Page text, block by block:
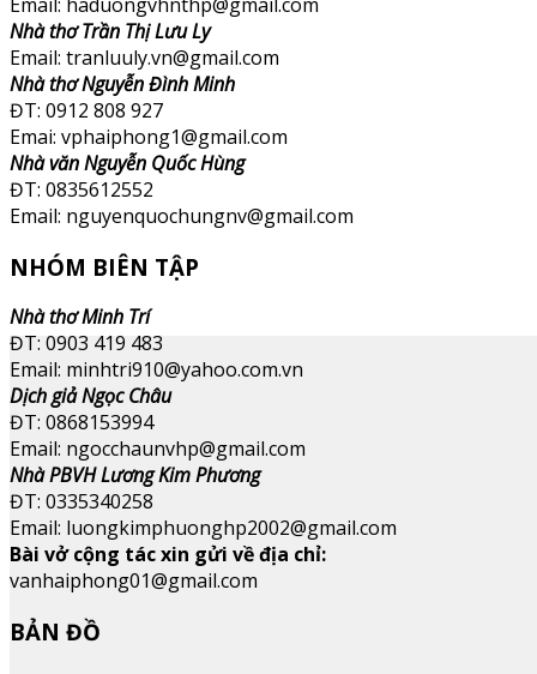
Nhà thơ Trần Thị Lưu Ly
Email: tranluuly.vn@gmail.com
Nhà thơ Nguyễn Đình Minh
ĐT: 0912 808 927
Emai: vphaiphong1@gmail.com
Nhà văn Nguyễn Quốc Hùng
ĐT: 0835612552
Email: nguyenquochungnv@gmail.com
NHÓM BIÊN TẬP
Nhà thơ Minh Trí
ĐT: 0903 419 483
Email: minhtri910@yahoo.com.vn
Dịch giả Ngọc Châu
ĐT: 0868153994
Email: ngocchaunvhp@gmail.com
Nhà PBVH Lương Kim Phương
ĐT: 0335340258
Email: luongkimphuonghp2002@gmail.com
Bài vở cộng tác xin gửi về địa chỉ:
vanhaiphong01@gmail.com
BẢN ĐỒ